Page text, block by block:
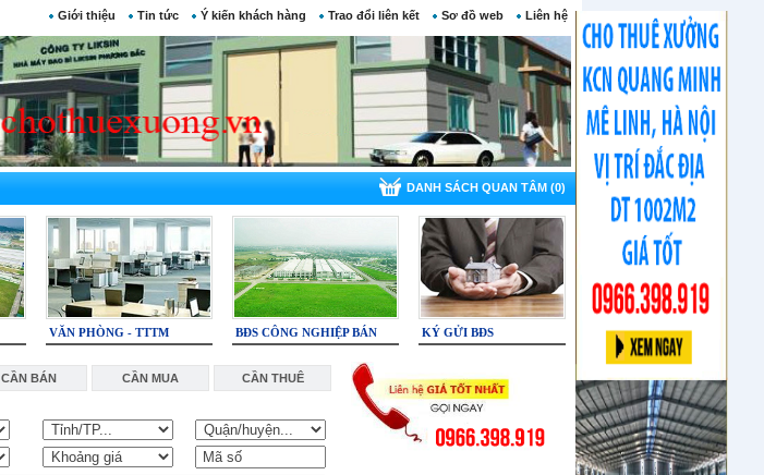
Giới thiệu Tin tức Ý kiến khách hàng Trao đổi liên kết Sơ đồ web Liên hệ
DANH SÁCH QUAN TÂM (0)
VĂN PHÒNG - TTTM BĐS CÔNG NGHIỆP BÁN KÝ GỬI BĐS
CẦN BÁN CẦN MUA CẦN THUÊ